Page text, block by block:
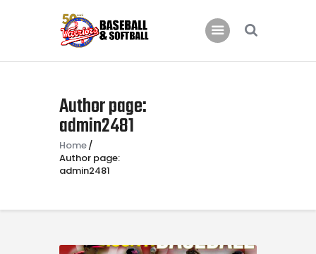
Author page:
admin2481
Home
Author page:
admin2481
Home
B.C. Bari Warriors
News
Eventi
Galleria Warriors